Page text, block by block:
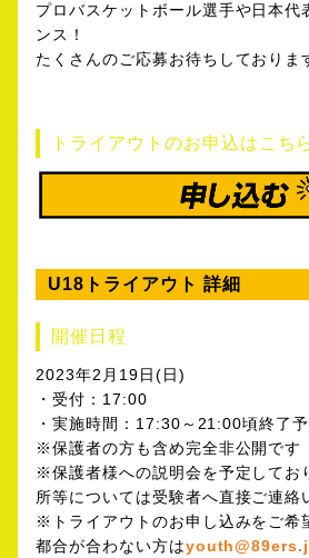
プロバスケットボール選手や日本代
ンス！
たくさんのご応募お待ちしておりま
トライアウトのお申込はこち
U18トライアウト 詳細
開催日程
2023年2月19日(日)
・受付：17:00
・実施時間：17:30～21:00頃終了
※保護者の方も含め完全非公開です
※保護者様への説明会を予定してお
所等については受験者へ直接ご連絡
※トライアウトのお申し込みをご希
都合が合わない方は